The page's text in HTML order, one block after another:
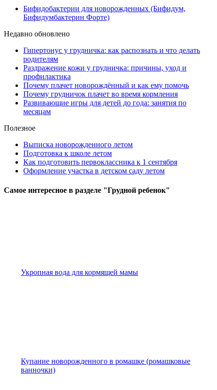
Бифидобактерии для новорожденных (Бифидум,
Бифидумбактерин Форте)
Недавно обновлено
Гипертонус у грудничка: как распознать и что делать
родителям
Раздражение кожи у грудничка: причины, уход и
профилактика
Почему плачет новорождённый и как ему помочь
Почему грудничок плачет во время кормления
Развивающие игры для детей до года: занятия по
месяцам
Полезное
Выписка новорожденного летом
Подготовка к школе летом
Как подготовить первоклассника к 1 сентября
Оформление участка в детском саду летом
Самое интересное в разделе "Грудной ребенок"
Укропная вода для кормящей мамы
Купание новорожденного в ромашке (ромашковые
ванночки)